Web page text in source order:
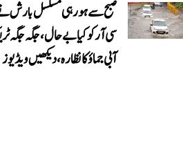
صبح سے ہو رہی مسلسل بارش
سی آر کو کیا بے حال، جگہ جگہ
آبی جماؤ کا نظارہ، دیکھیں ویڈیوز